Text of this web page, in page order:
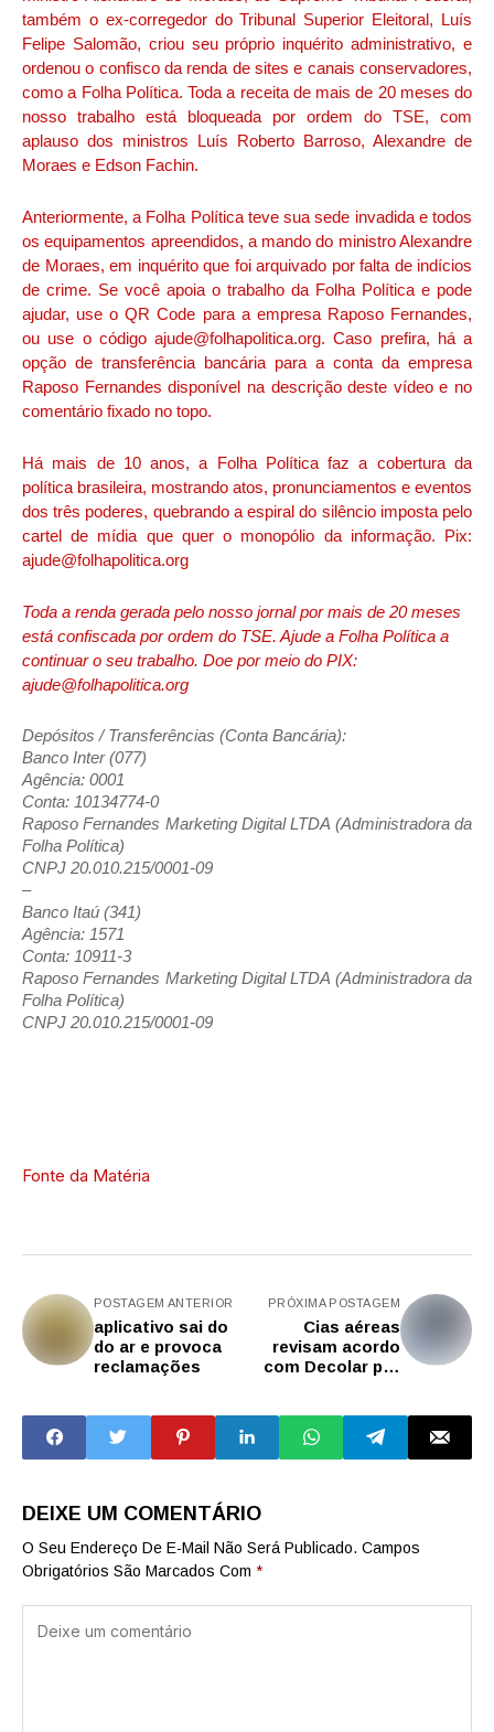
também o ex-corregedor do Tribunal Superior Eleitoral, Luís
Felipe Salomão, criou seu próprio inquérito administrativo, e
ordenou o confisco da renda de sites e canais conservadores,
como a Folha Política. Toda a receita de mais de 20 meses do
nosso trabalho está bloqueada por ordem do TSE, com
aplauso dos ministros Luís Roberto Barroso, Alexandre de
Moraes e Edson Fachin.
Anteriormente, a Folha Política teve sua sede invadida e todos
os equipamentos apreendidos, a mando do ministro Alexandre
de Moraes, em inquérito que foi arquivado por falta de indícios
de crime. Se você apoia o trabalho da Folha Política e pode
ajudar, use o QR Code para a empresa Raposo Fernandes,
ou use o código ajude@folhapolitica.org. Caso prefira, há a
opção de transferência bancária para a conta da empresa
Raposo Fernandes disponível na descrição deste vídeo e no
comentário fixado no topo.
Há mais de 10 anos, a Folha Política faz a cobertura da
política brasileira, mostrando atos, pronunciamentos e eventos
dos três poderes, quebrando a espiral do silêncio imposta pelo
cartel de mídia que quer o monopólio da informação. Pix:
ajude@folhapolitica.org
Toda a renda gerada pelo nosso jornal por mais de 20 meses
está confiscada por ordem do TSE. Ajude a Folha Política a
continuar o seu trabalho. Doe por meio do PIX:
ajude@folhapolitica.org
Depósitos / Transferências (Conta Bancária):
Banco Inter (077)
Agência: 0001
Conta: 10134774-0
Raposo Fernandes Marketing Digital LTDA (Administradora da
Folha Política)
CNPJ 20.010.215/0001-09
–
Banco Itaú (341)
Agência: 1571
Conta: 10911-3
Raposo Fernandes Marketing Digital LTDA (Administradora da
Folha Política)
CNPJ 20.010.215/0001-09
Fonte da Matéria
POSTAGEM ANTERIOR
aplicativo sai do
do ar e provoca
reclamações
PRÓXIMA POSTAGEM
Cias aéreas
revisam acordo
com Decolar por
DEIXE UM COMENTÁRIO
O Seu Endereço De E-Mail Não Será Publicado. Campos
Obrigatórios São Marcados Com *